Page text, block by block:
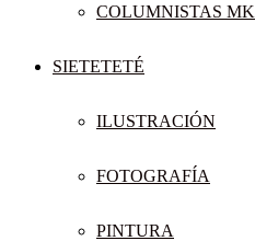
COLUMNISTAS MK
SIETETETÉ
ILUSTRACIÓN
FOTOGRAFÍA
PINTURA